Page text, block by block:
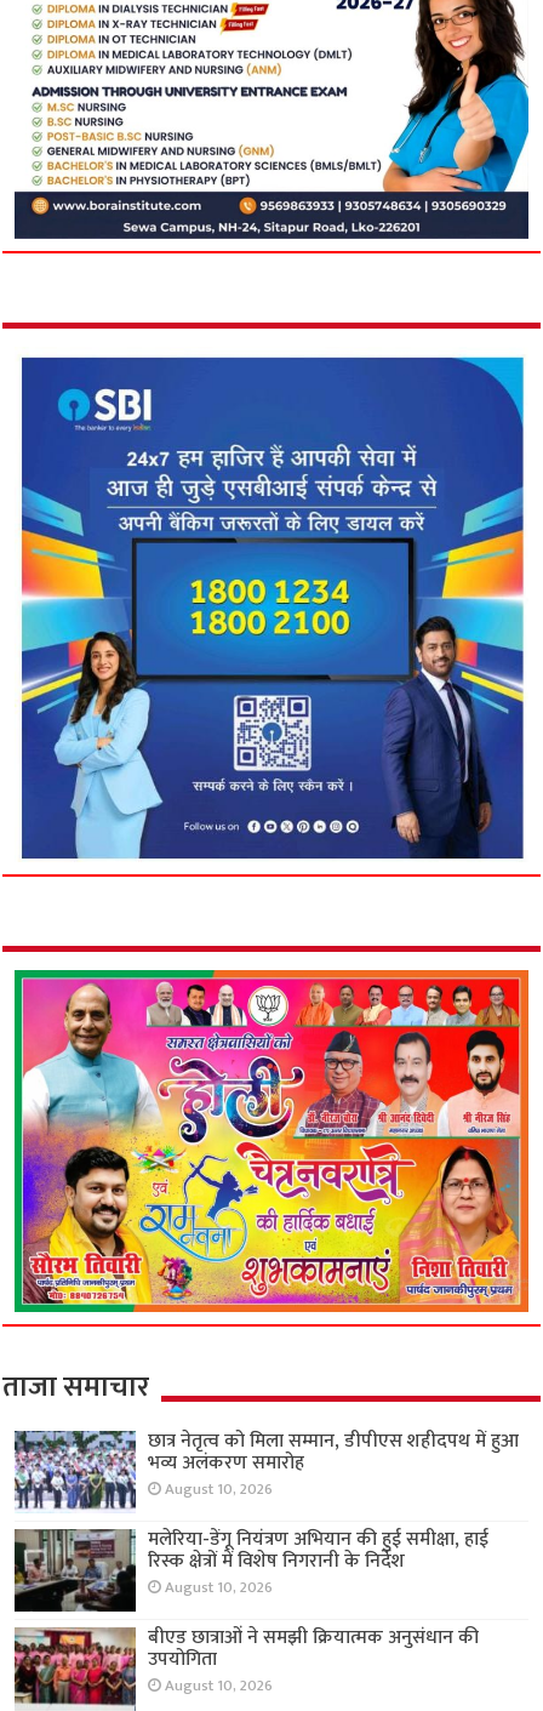
ताजा समाचार
छात्र नेतृत्व को मिला सम्मान, डीपीएस शहीदपथ में हुआ
भव्य अलंकरण समारोह
August 10, 2026
मलेरिया-डेंगू नियंत्रण अभियान की हुई समीक्षा, हाई
रिस्क क्षेत्रों में विशेष निगरानी के निर्देश
August 10, 2026
बीएड छात्राओं ने समझी क्रियात्मक अनुसंधान की
उपयोगिता
August 10, 2026